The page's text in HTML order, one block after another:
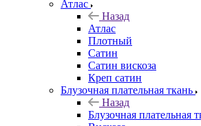
Атлас
Назад
Атлас
Плотный
Сатин
Сатин вискоза
Креп сатин
Блузочная плательная ткань
Назад
Блузочная плательная